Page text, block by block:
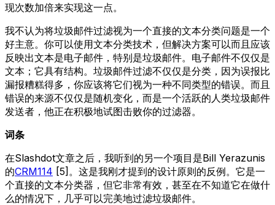
现次数加倍来实现这一点。
我不认为将垃圾邮件过滤视为一个直接的文本分类问题是一个
好主意。你可以使用文本分类技术，但解决方案可以而且应该
反映出文本是电子邮件，特别是垃圾邮件。电子邮件不仅仅是
文本；它具有结构。垃圾邮件过滤不仅仅是分类，因为误报比
漏报糟糕得多，你应该将它们视为一种不同类型的错误。而且
错误的来源不仅仅是随机变化，而是一个活跃的人类垃圾邮件
发送者，他正在积极地试图击败你的过滤器。
词条
在Slashdot文章之后，我听到的另一个项目是Bill Yerazunis
的CRM114 [5]。这是我刚才提到的设计原则的反例。它是一
个直接的文本分类器，但它非常有效，甚至在不知道它在做什
么的情况下，几乎可以完美地过滤垃圾邮件。